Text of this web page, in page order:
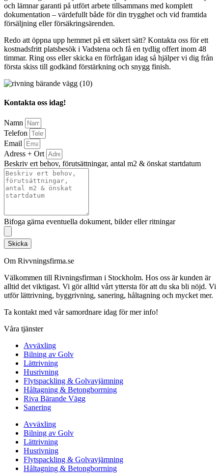
och lämnar garanti på utfört arbete tillsammans med komplett
dokumentation – värdefullt både för din trygghet och vid framtida
försäljning eller försäkringsärenden.
Redo att öppna upp hemmet på ett säkert sätt? Kontakta oss för ett
kostnadsfritt platsbesök i Vadstena och få en tydlig offert inom 48
timmar. Ring oss eller skicka en förfrågan idag så hjälper vi dig från
första skiss till godkänd förstärkning och snygg finish.
Kontakta oss idag!
Namn
Telefon
Email
Adress + Ort
Beskriv ert behov, förutsättningar, antal m2 & önskat startdatum
Bifoga gärna eventuella dokument, bilder eller ritningar
Skicka
Om Rivvningsfirma.se
Välkommen till Rivningsfirman i Stockholm. Hos oss är kunden är
alltid det viktigast. Vi gör alltid vårt yttersta för att du ska bli nöjd. Vi
utför lättrivning, byggrivning, sanering, håltagning och mycket mer.
Ta kontakt med vår samordnare idag för mer info!
Våra tjänster
Avväxling
Bilning av Golv
Lättrivning
Husrivning
Flytspackling & Golvavjämning
Håltagning & Betongborrning
Riva Bärande Vägg
Sanering
Avväxling
Bilning av Golv
Lättrivning
Husrivning
Flytspackling & Golvavjämning
Håltagning & Betongborrning